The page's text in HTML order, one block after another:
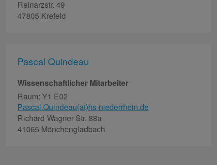
Reinarzstr. 49
47805 Krefeld
Pascal Quindeau
Wissenschaftlicher Mitarbeiter
Raum: Y1 E02
Pascal.Quindeau(at)hs-niederrhein.de
Richard-Wagner-Str. 88a
41065 Mönchengladbach